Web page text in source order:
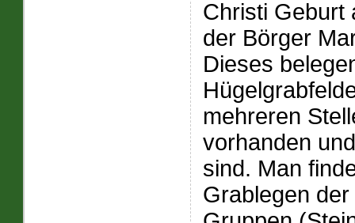
Christi Geburt
der Börger
Dieses
mehreren
vorhanden
sind. Man
Grablegen